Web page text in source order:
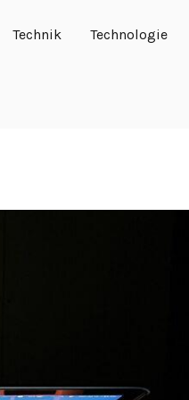
Technik Technologie